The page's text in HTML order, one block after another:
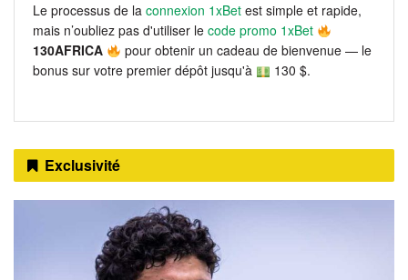
Le processus de la connexion 1xBet est simple et rapide,
mais n’oubliez pas d'utiliser le code promo 1xBet
130AFRICA
pour obtenir un cadeau de bienvenue — le
bonus sur votre premier dépôt jusqu'à
130 $.
Exclusivité